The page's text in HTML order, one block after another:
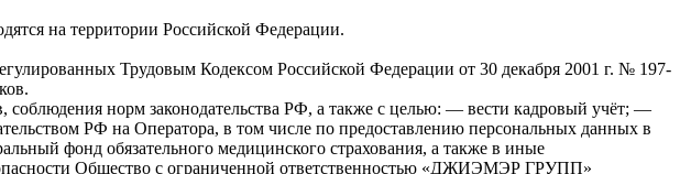
на территории Российской Федерации.
Трудовым Кодексом Российской Федерации от 30 декабря 2001 г. № 197-
норм законодательства РФ, а также с целью: — вести кадровый учёт; —
РФ на Оператора, в том числе по предоставлению персональных данных в
фонд обязательного медицинского страхования, а также в иные
Общество с ограниченной ответственностью «ДЖИЭМЭР ГРУПП»